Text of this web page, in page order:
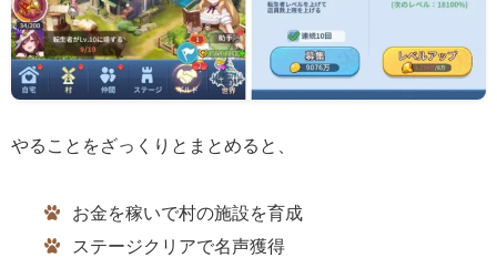
やることをざっくりとまとめると、
お金を稼いで村の施設を育成
ステージクリアで名声獲得